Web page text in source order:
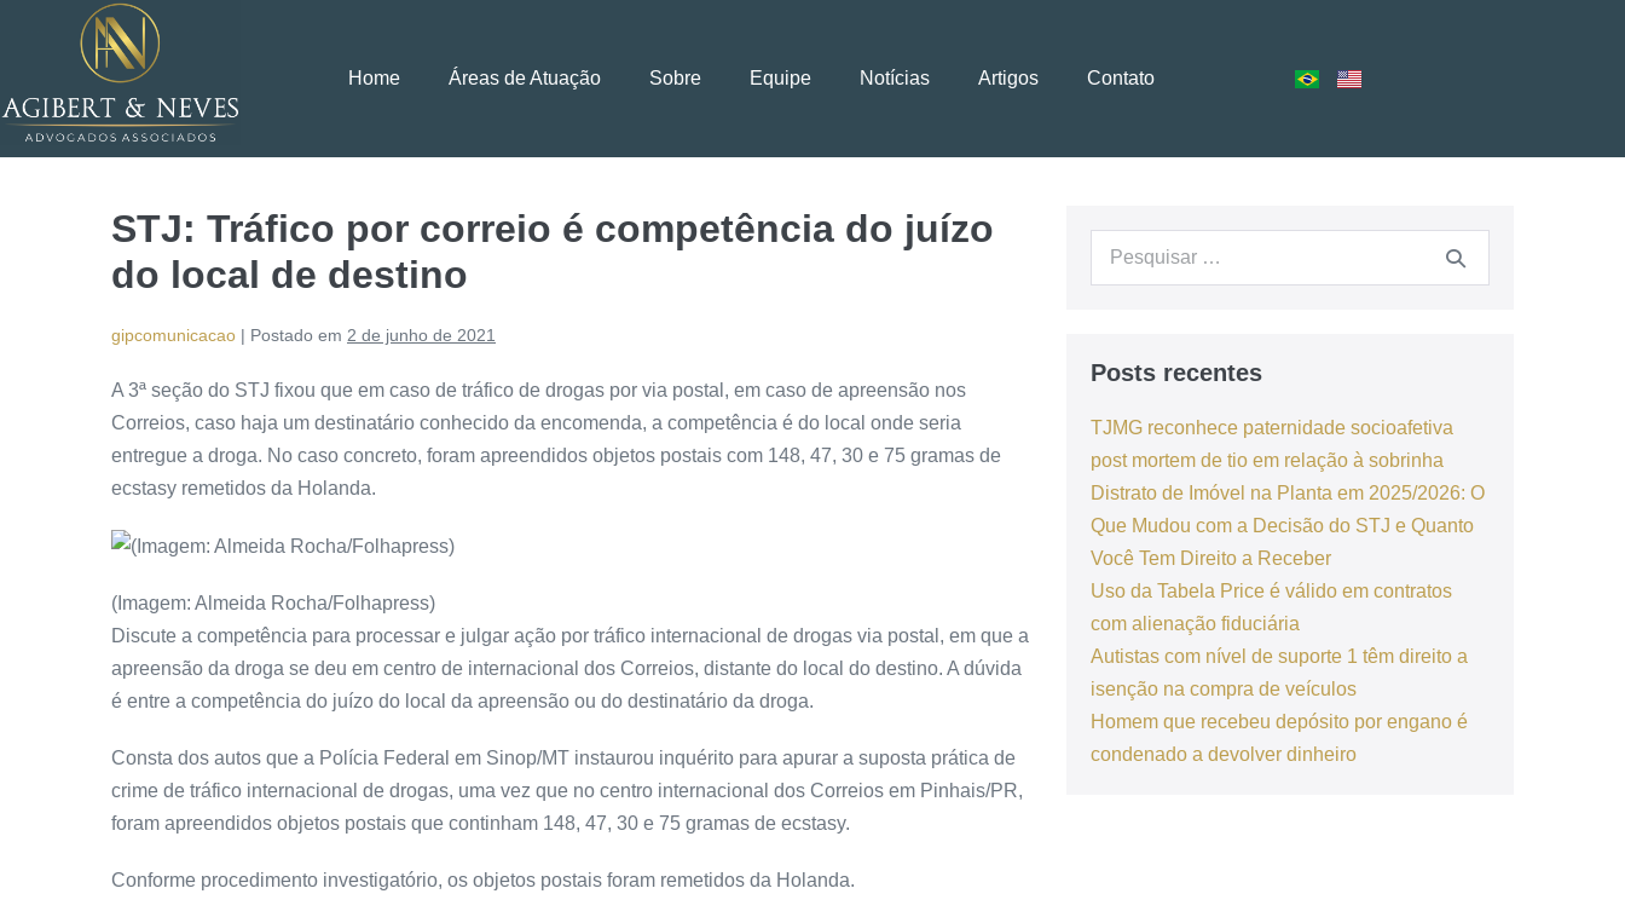
Home Áreas de Atuação Sobre Equipe Notícias Artigos Contato
STJ: Tráfico por correio é competência do juízo
do local de destino
gipcomunicacao | Postado em 2 de junho de 2021
A 3ª seção do STJ fixou que em caso de tráfico de drogas por via postal, em caso de apreensão nos
Correios, caso haja um destinatário conhecido da encomenda, a competência é do local onde seria
entregue a droga. No caso concreto, foram apreendidos objetos postais com 148, 47, 30 e 75 gramas de
ecstasy remetidos da Holanda.
(Imagem: Almeida Rocha/Folhapress)
Discute a competência para processar e julgar ação por tráfico internacional de drogas via postal, em que a
apreensão da droga se deu em centro de internacional dos Correios, distante do local do destino. A dúvida
é entre a competência do juízo do local da apreensão ou do destinatário da droga.
Consta dos autos que a Polícia Federal em Sinop/MT instaurou inquérito para apurar a suposta prática de
crime de tráfico internacional de drogas, uma vez que no centro internacional dos Correios em Pinhais/PR,
foram apreendidos objetos postais que continham 148, 47, 30 e 75 gramas de ecstasy.
Conforme procedimento investigatório, os objetos postais foram remetidos da Holanda.
Posts recentes
TJMG reconhece paternidade socioafetiva
post mortem de tio em relação à sobrinha
Distrato de Imóvel na Planta em 2025/2026: O
Que Mudou com a Decisão do STJ e Quanto
Você Tem Direito a Receber
Uso da Tabela Price é válido em contratos
com alienação fiduciária
Autistas com nível de suporte 1 têm direito a
isenção na compra de veículos
Homem que recebeu depósito por engano é
condenado a devolver dinheiro